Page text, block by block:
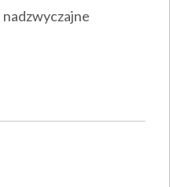
nadzwyczajne